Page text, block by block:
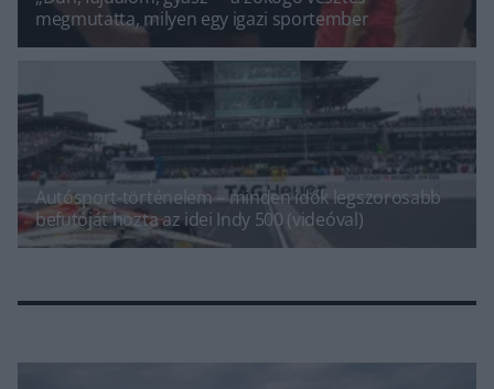
megmutatta, milyen egy igazi sportember
Autósport-történelem – minden idők legszorosabb
befutóját hozta az idei Indy 500 (videóval)